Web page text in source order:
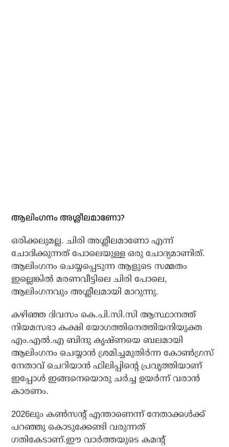
ആലിംഗനം അശ്ലീലമാണോ?
ഒരിക്കലുമല്ല. ചിരി അശ്ലീലമാണോ എന്ന്
ചോദിക്കുന്നത് പോലെയുള്ള ഒരു ചോദ്യമാണിത്.
ആലിംഗനം ചെയ്യപ്പെടുന്ന ആളുടെ സമ്മതം
ഇല്ലെങ്കില്‍ മരണവീട്ടിലെ ചിരി പോലെ,
ആലിംഗനവും അശ്ലീലമായി മാറുന്നു.
കഴിഞ്ഞ ദിവസം കെ.പി.സി.സി ആസ്ഥാനത്ത്
നിയമസഭാ കക്ഷി യോഗത്തിനെത്തിയനിയുക്ത
എം.എല്‍.എ ബിന്ദു കൃഷ്ണയെ ബലമായി
ആലിംഗനം ചെയ്യാന്‍ ശ്രമിച്ചമുതിര്‍ന്ന കോണ്‍ഗ്രസ്
നേതാവ് ചെറിയാന്‍ ഫിലിപ്പിന്റെ പ്രവൃത്തിയാണ്
ഇപ്പോള്‍ ഇങ്ങനെയൊരു ചര്‍ച്ച ഉയര്‍ന്ന് വരാന്‍
കാരണം.
2026ലും കണ്‍സന്റ് എന്താണെന്ന് നേതാക്കള്‍ക്ക്
പറഞ്ഞു കൊടുക്കേണ്ടി വരുന്നത്
ഗതികേടാണ്.ഈ വാര്‍ത്തയുടെ കമന്റ്